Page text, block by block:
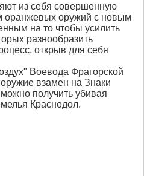
из себя совершенную
оранжевых оружий с новым
на то чтобы усилить
разнообразить
открыв для себя
Воевода Фрагорской
взамен на Знаки
получить убивая
Краснодол.